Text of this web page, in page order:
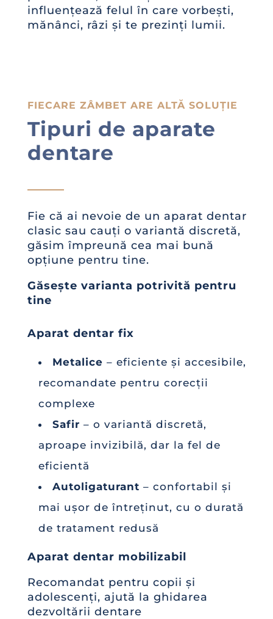
influențează felul în care vorbești,
mănânci, râzi și te prezinți lumii.
FIECARE ZÂMBET ARE ALTĂ SOLUȚIE
Tipuri de aparate
dentare
Fie că ai nevoie de un aparat dentar
clasic sau cauți o variantă discretă,
găsim împreună cea mai bună
opțiune pentru tine.
Găsește varianta potrivită pentru
tine
Aparat dentar fix
Metalice – eficiente și accesibile,
recomandate pentru corecții
complexe
Safir – o variantă discretă,
aproape invizibilă, dar la fel de
eficientă
Autoligaturant – confortabil și
mai ușor de întreținut, cu o durată
de tratament redusă
Aparat dentar mobilizabil
Recomandat pentru copii și
adolescenți, ajută la ghidarea
dezvoltării dentare